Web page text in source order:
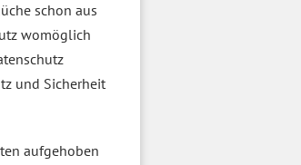
schon aus
womöglich
und Sicherheit
aufgehoben